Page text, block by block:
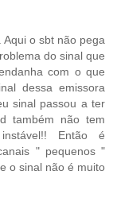
o sbt não pega
do sinal que
com o que
dessa emissora
sinal passou a ter
também não tem
Então é
" pequenos "
o sinal não é muito